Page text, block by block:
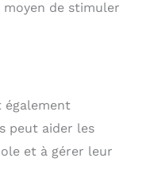
de stimuler
également
peut aider les
et à gérer leur